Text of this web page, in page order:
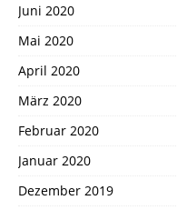
Juni 2020
Mai 2020
April 2020
März 2020
Februar 2020
Januar 2020
Dezember 2019